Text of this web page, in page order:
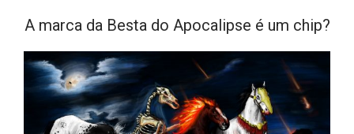
A marca da Besta do Apocalipse é um chip?